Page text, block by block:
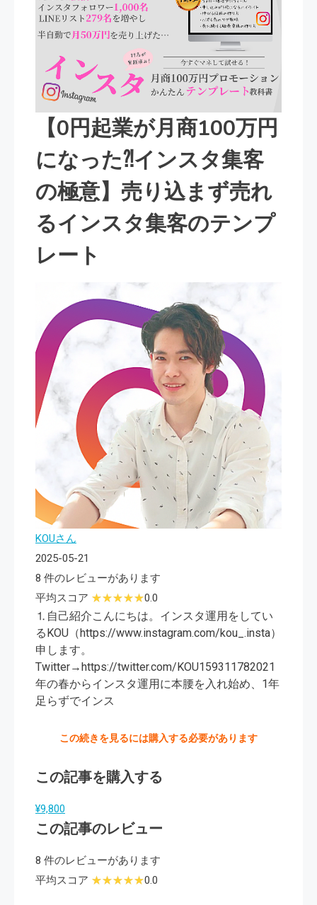
【0円起業が月商100万円
になった⁈インスタ集客
の極意】売り込まず売れ
るインスタ集客のテンプ
レート
KOUさん
2025-05-21
8 件のレビューがあります
平均スコア
0.0
⒈自己紹介こんにちは。インスタ運用をしてい
るKOU（https://www.instagram.com/kou_.insta）
申します。
Twitter→https://twitter.com/KOU159311782021
年の春からインスタ運用に本腰を入れ始め、1年
足らずでインス
この続きを見るには購入する必要があります
この記事を購入する
¥9,800
この記事のレビュー
8 件のレビューがあります
平均スコア
0.0